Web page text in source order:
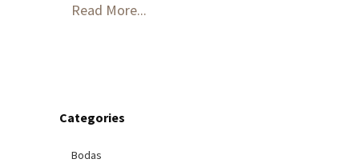
Read More...
Categories
Bodas